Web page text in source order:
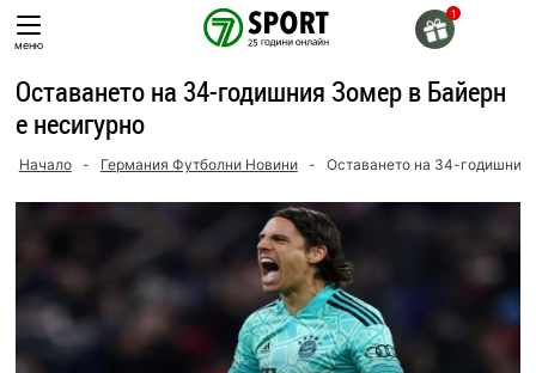
Skip
toменю
Оставането на 34-годишния Зомер в Байерн
е несигурно
Начало - Германия Футболни Новини - Оставането на 34-годишния